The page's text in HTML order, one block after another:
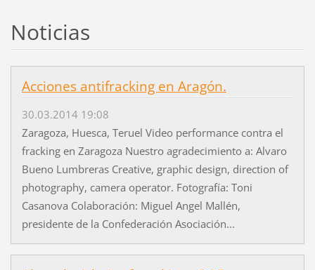
Noticias
Acciones antifracking en Aragón.
30.03.2014 19:08
Zaragoza, Huesca, Teruel Video performance contra el
fracking en Zaragoza Nuestro agradecimiento a: Alvaro
Bueno Lumbreras Creative, graphic design, direction of
photography, camera operator. Fotografía: Toni
Casanova Colaboración: Miguel Angel Mallén,
presidente de la Confederación Asociación...